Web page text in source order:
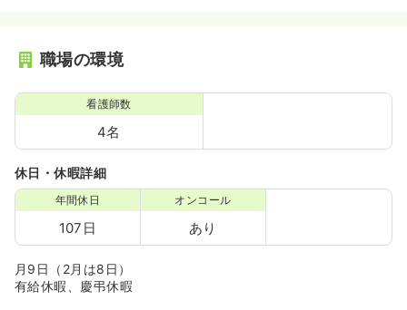
職場の環境
看護師数
4名
休日・休暇詳細
年間休日
107日
オンコール
あり
月9日（2月は8日）
有給休暇、慶弔休暇